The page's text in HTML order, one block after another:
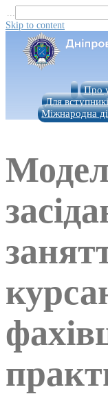
...
Skip to content
Про
Для
Міжнародна